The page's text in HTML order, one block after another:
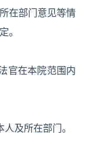
在部门意见等情
。
官在本院范围内
及所在部门。